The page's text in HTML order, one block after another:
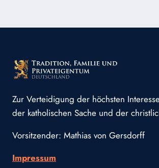
Zur Verteidigung der höchsten
der katholischen Sache und der
Vorsitzender: Mathias von Gersdorff
Impressum